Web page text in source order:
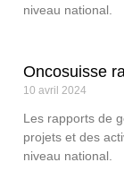
niveau national.
Oncosuisse
10 avril 2024
Les rapports de
projets et des
niveau national.